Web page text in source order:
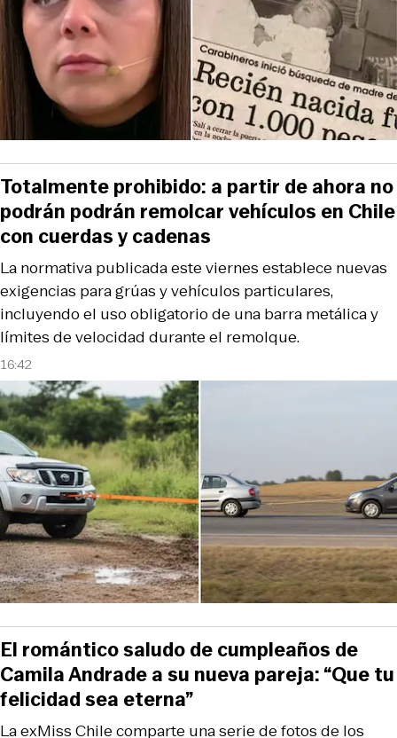
16:42
La normativa publicada este viernes establece nuevas
exigencias para grúas y vehículos particulares,
incluyendo el uso obligatorio de una barra metálica y
límites de velocidad durante el remolque.
Totalmente prohibido: a partir de ahora no
podrán podrán remolcar vehículos en Chile
con cuerdas y cadenas
La exMiss Chile comparte una serie de fotos de los
El romántico saludo de cumpleaños de
Camila Andrade a su nueva pareja: “Que tu
felicidad sea eterna”